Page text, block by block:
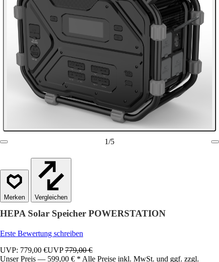
1/5
Vergleichen
HEPA Solar Speicher POWERSTATION
Erste Bewertung schreiben
UVP: 779,00 €UVP779,00 €
Unser Preis — 599,00 € * Alle Preise inkl. MwSt. und ggf. zzgl.